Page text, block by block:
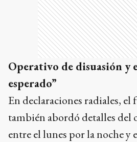
Operativo de disuasión y
esperado”
En declaraciones radiales,
también abordó detalles del
entre el lunes por la noche y